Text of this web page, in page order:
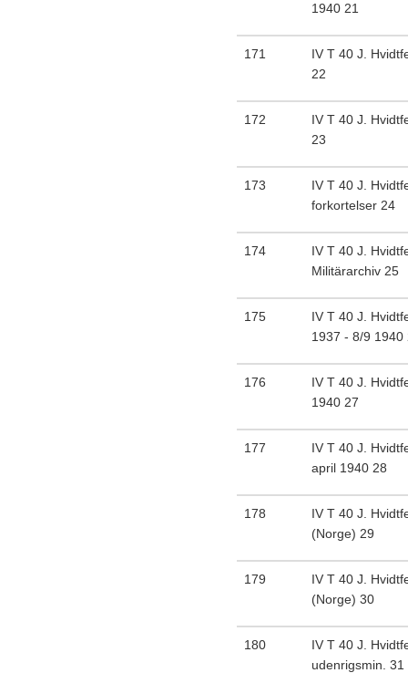
1940 21
171
IV T 40 J.
22
172
IV T 40 J.
23
173
IV T 40 J.
forkortelser 24
174
IV T 40 J.
Militärarchiv 25
175
IV T 40 J.
1937 - 8/9 1940
176
IV T 40 J.
1940 27
177
IV T 40 J.
april 1940 28
178
IV T 40 J.
(Norge) 29
179
IV T 40 J.
(Norge) 30
180
IV T 40 J.
udenrigsmin. 31